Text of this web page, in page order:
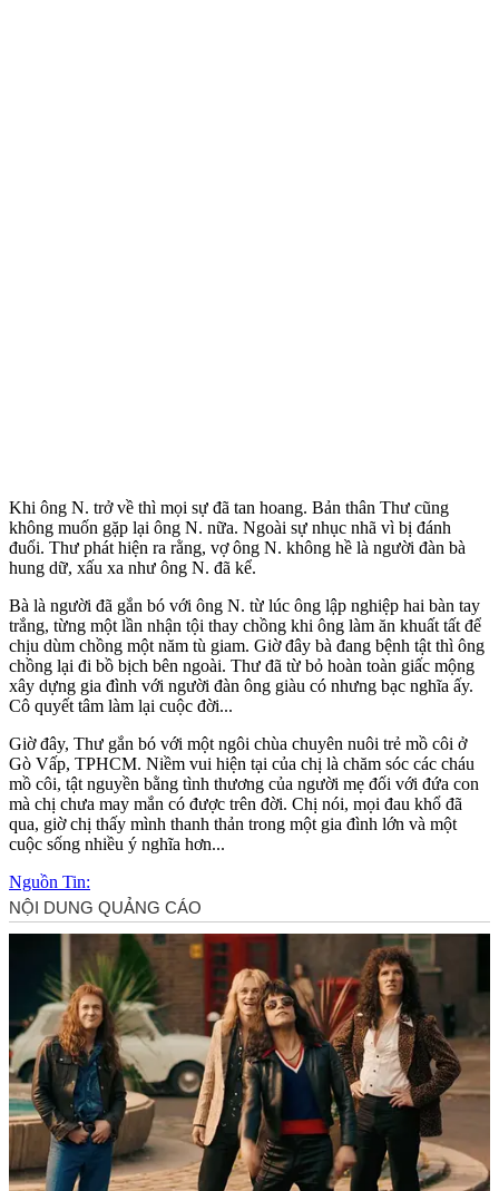
Khi ông N. trở về thì mọi sự đã tan hoang. Bản thân Thư cũng
không muốn gặp lại ông N. nữa. Ngoài sự nhục nhã vì bị đánh
đuổi. Thư phát hiện ra rằng, vợ ông N. không hề là người đàn bà
hung dữ, xấu xa như ông N. đã kể.
Bà là người đã gắn bó với ông N. từ lúc ông lập nghiệp hai bàn tay
trắng, từng một lần nhận tội thay chồng khi ông làm ăn khuất tất để
chịu dùm chồng một năm tù giam. Giờ đây bà đang bệnh tật thì ông
chồng lại đi bồ bịch bên ngoài. Thư đã từ bỏ hoàn toàn giấc mộng
xây dựng gia đình với người đàn ông giàu có nhưng bạc nghĩa ấy.
Cô quyết tâm làm lại cuộc đời...
Giờ đây, Thư gắn bó với một ngôi chùa chuyên nuôi trẻ mồ côi ở
Gò Vấp, TPHCM. Niềm vui hiện tại của chị là chăm sóc các cháu
mồ côi, tật nguyền bằng tình thương của người mẹ đối với đứa con
mà chị chưa may mắn có được trên đời. Chị nói, mọi đau khổ đã
qua, giờ chị thấy mình thanh thản trong một gia đình lớn và một
cuộc sống nhiều ý nghĩa hơn...
Nguồn Tin: